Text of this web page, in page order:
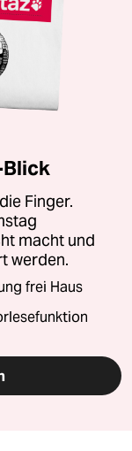
Blick
Finger.
macht und
werden.
frei Haus